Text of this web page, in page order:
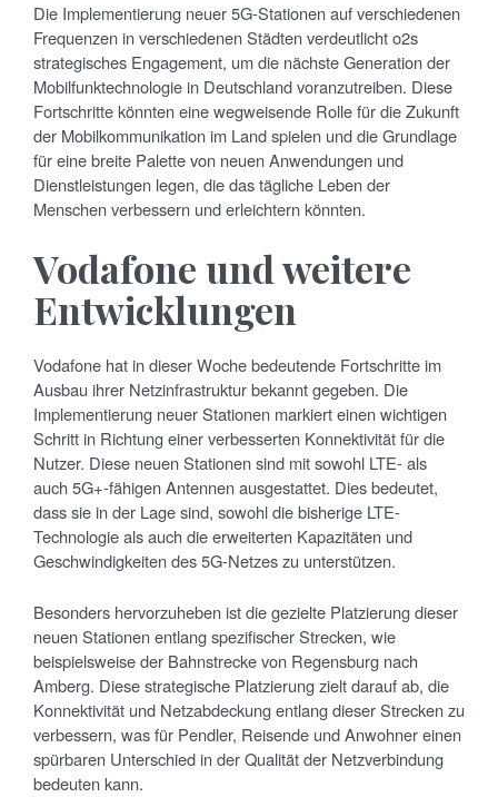
Die Implementierung neuer 5G-Stationen auf verschiedenen
Frequenzen in verschiedenen Städten verdeutlicht o2s
strategisches Engagement, um die nächste Generation der
Mobilfunktechnologie in Deutschland voranzutreiben. Diese
Fortschritte könnten eine wegweisende Rolle für die Zukunft
der Mobilkommunikation im Land spielen und die Grundlage
für eine breite Palette von neuen Anwendungen und
Dienstleistungen legen, die das tägliche Leben der
Menschen verbessern und erleichtern könnten.
Vodafone und weitere
Entwicklungen
Vodafone hat in dieser Woche bedeutende Fortschritte im
Ausbau ihrer Netzinfrastruktur bekannt gegeben. Die
Implementierung neuer Stationen markiert einen wichtigen
Schritt in Richtung einer verbesserten Konnektivität für die
Nutzer. Diese neuen Stationen sind mit sowohl LTE- als
auch 5G+-fähigen Antennen ausgestattet. Dies bedeutet,
dass sie in der Lage sind, sowohl die bisherige LTE-
Technologie als auch die erweiterten Kapazitäten und
Geschwindigkeiten des 5G-Netzes zu unterstützen.
Besonders hervorzuheben ist die gezielte Platzierung dieser
neuen Stationen entlang spezifischer Strecken, wie
beispielsweise der Bahnstrecke von Regensburg nach
Amberg. Diese strategische Platzierung zielt darauf ab, die
Konnektivität und Netzabdeckung entlang dieser Strecken zu
verbessern, was für Pendler, Reisende und Anwohner einen
spürbaren Unterschied in der Qualität der Netzverbindung
bedeuten kann.